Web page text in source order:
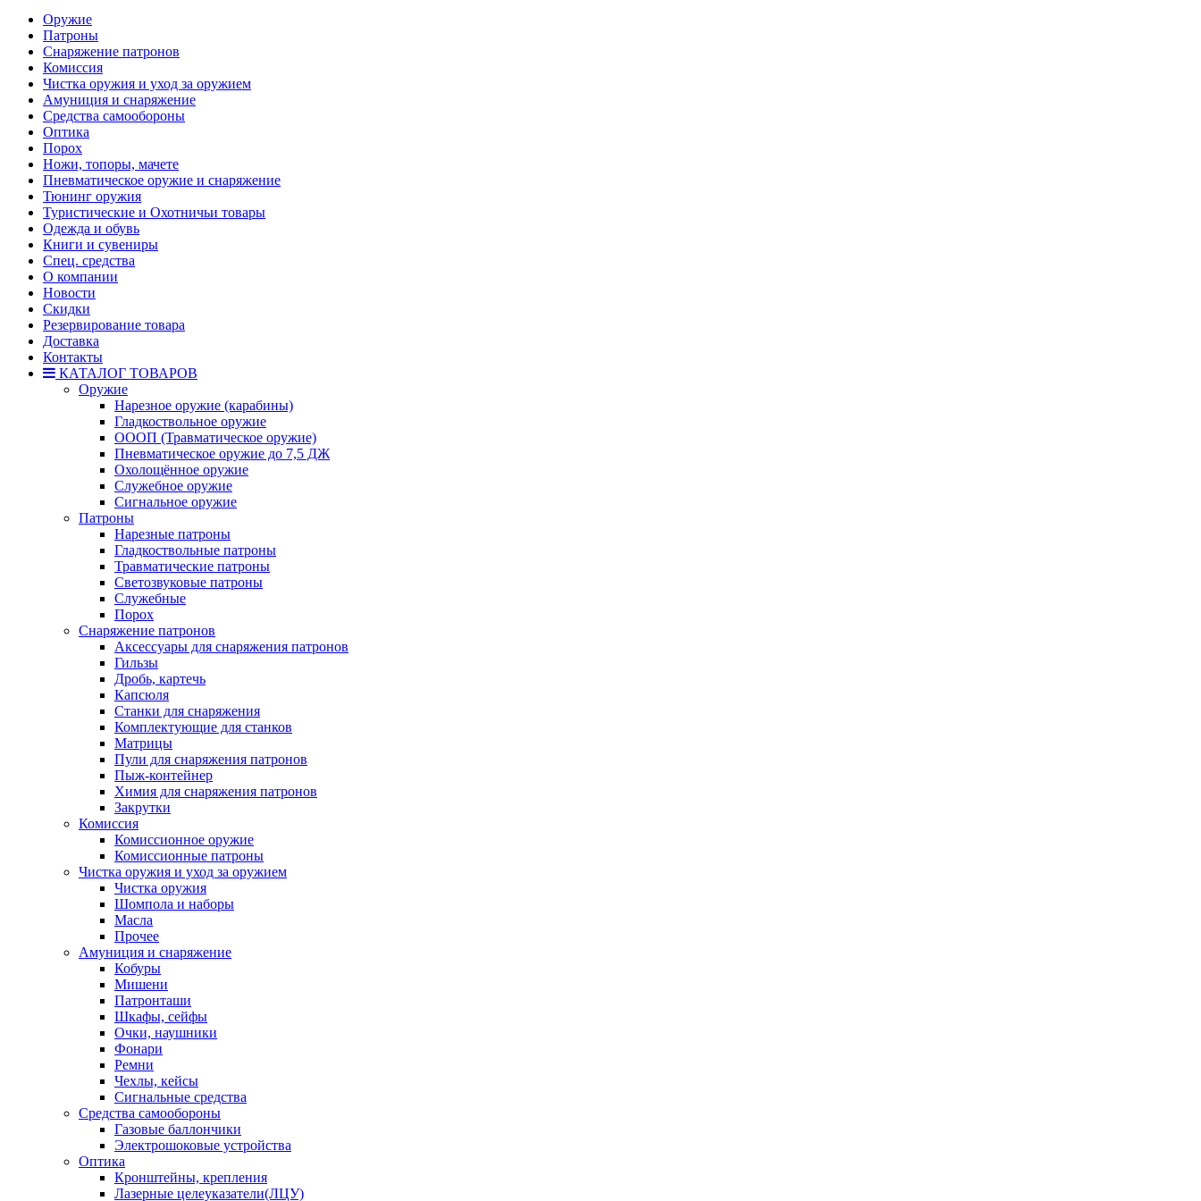
Оружие
Патроны
Снаряжение патронов
Комиссия
Чистка оружия и уход за оружием
Амуниция и снаряжение
Средства самообороны
Оптика
Порох
Ножи, топоры, мачете
Пневматическое оружие и снаряжение
Тюнинг оружия
Туристические и Охотничьи товары
Одежда и обувь
Книги и сувениры
Спец. средства
О компании
Новости
Скидки
Резервирование товара
Доставка
Контакты
КАТАЛОГ ТОВАРОВ
Оружие
Нарезное оружие (карабины)
Гладкоствольное оружие
ОООП (Травматическое оружие)
Пневматическое оружие до 7,5 ДЖ
Охолощённое оружие
Служебное оружие
Сигнальное оружие
Патроны
Нарезные патроны
Гладкоствольные патроны
Травматические патроны
Светозвуковые патроны
Служебные
Порох
Снаряжение патронов
Аксессуары для снаряжения патронов
Гильзы
Дробь, картечь
Капсюля
Станки для снаряжения
Комплектующие для станков
Матрицы
Пули для снаряжения патронов
Пыж-контейнер
Химия для снаряжения патронов
Закрутки
Комиссия
Комиссионное оружие
Комиссионные патроны
Чистка оружия и уход за оружием
Чистка оружия
Шомпола и наборы
Масла
Прочее
Амуниция и снаряжение
Кобуры
Мишени
Патронташи
Шкафы, сейфы
Очки, наушники
Фонари
Ремни
Чехлы, кейсы
Сигнальные средства
Средства самообороны
Газовые баллончики
Электрошоковые устройства
Оптика
Кронштейны, крепления
Лазерные целеуказатели(ЛЦУ)